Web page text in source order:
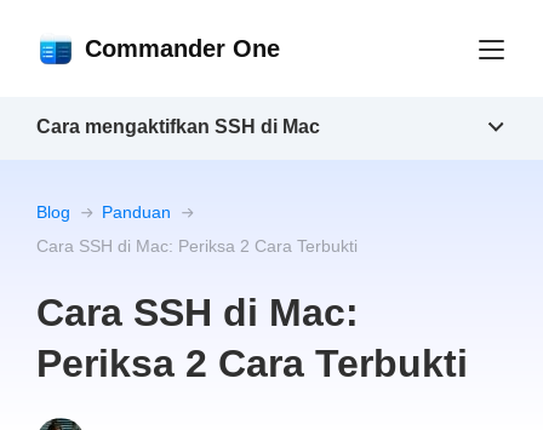
Commander One
Blog
Panduan
Cara SSH di Mac: Periksa 2 Cara Terbukti
Cara SSH di Mac:
Periksa 2 Cara Terbukti
Cara mengaktifkan SSH di Mac